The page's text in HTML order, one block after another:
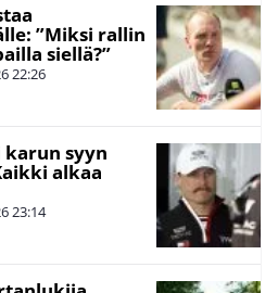
”Miksi rallin
siellä?”
22:26
syyn
alkaa
23:14